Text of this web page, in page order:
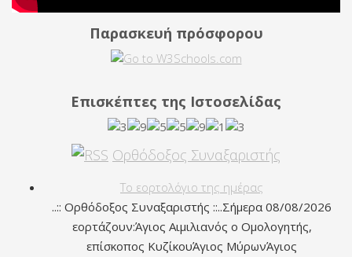
Παρασκευή πρόσφορου
Επισκέπτες της Ιστοσελίδας
Ορθόδοξος Συναξαριστής
Το εορτολόγιο της ημέρας
..:: Ορθόδοξος Συναξαριστής ::..Σήμερα 08/08/2026
εορτάζουν:Άγιος Αιμιλιανός ο Ομολογητής,
επίσκοπος ΚυζίκουΆγιος ΜύρωνΆγιος